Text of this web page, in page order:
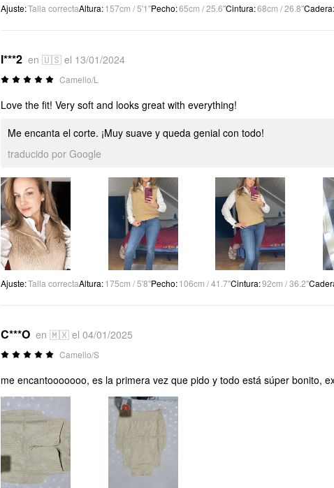
Ajuste:Talla correctaAltura:157cm / 5'1"Pecho:65cm / 25.6"Cintura:68cm / 26.8"Cadera:
l***2 en 🇺🇸 el 13/01/2024
Camello/L
Love the fit! Very soft and looks great with everything!
Me encanta el corte. ¡Muy suave y queda genial con todo!
traducido por Google
Ajuste:Talla correctaAltura:175cm / 5'8"Pecho:106cm / 41.7"Cintura:92cm / 36.2"
C***O en 🇲🇽 el 04/01/2025
Camello/S
me encantooooooo, es la primera vez que pido y todo está súper bonito,